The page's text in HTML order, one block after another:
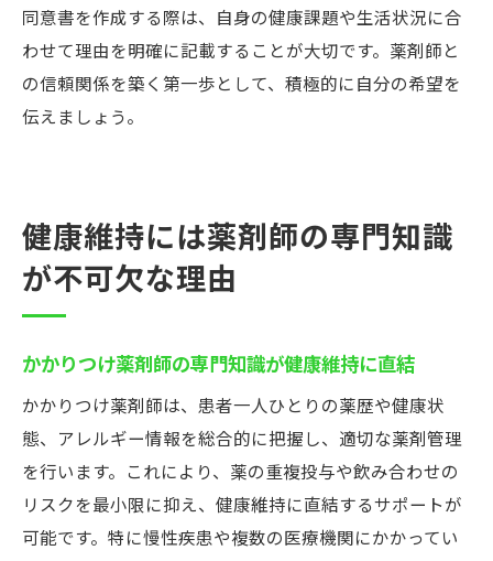
同意書を作成する際は、自身の健康課題や生活状況に合
わせて理由を明確に記載することが大切です。薬剤師と
の信頼関係を築く第一歩として、積極的に自分の希望を
伝えましょう。
健康維持には薬剤師の専門知識
が不可欠な理由
かかりつけ薬剤師の専門知識が健康維持に直結
かかりつけ薬剤師は、患者一人ひとりの薬歴や健康状
態、アレルギー情報を総合的に把握し、適切な薬剤管理
を行います。これにより、薬の重複投与や飲み合わせの
リスクを最小限に抑え、健康維持に直結するサポートが
可能です。特に慢性疾患や複数の医療機関にかかってい